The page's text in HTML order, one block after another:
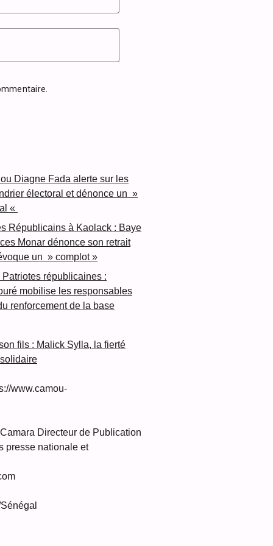
Diagne Fada alerte sur les
électoral et dénonce un »
«
Républicains à Kaolack : Baye
Monar dénonce son retrait
un » complot »
républicaines :
mobilise les responsables
renforcement de la base
fils : Malick Sylla, la fierté
www.camou-
Directeur de Publication
presse nationale et